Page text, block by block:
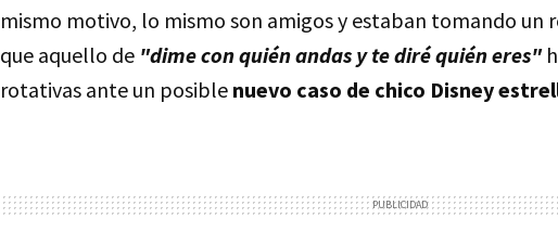
mismo motivo, lo mismo son amigos y estaban tomando un
que aquello de "dime con quién andas y te diré quién eres"
rotativas ante un posible nuevo caso de chico Disney